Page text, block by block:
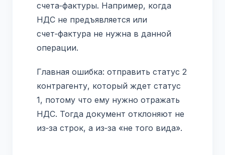
счета‑фактуры. Например, когда
НДС не предъявляется или
счет‑фактура не нужна в данной
операции.
Главная ошибка: отправить статус 2
контрагенту, который ждет статус
1, потому что ему нужно отражать
НДС. Тогда документ отклоняют не
из‑за строк, а из‑за «не того вида».